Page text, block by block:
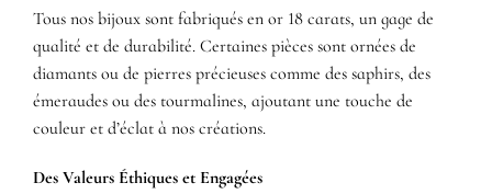
Tous nos bijoux sont fabriqués en or 18 carats, un gage de
qualité et de durabilité. Certaines pièces sont ornées de
diamants ou de pierres précieuses comme des saphirs, des
émeraudes ou des tourmalines, ajoutant une touche de
couleur et d’éclat à nos créations.
Des Valeurs Éthiques et Engagées